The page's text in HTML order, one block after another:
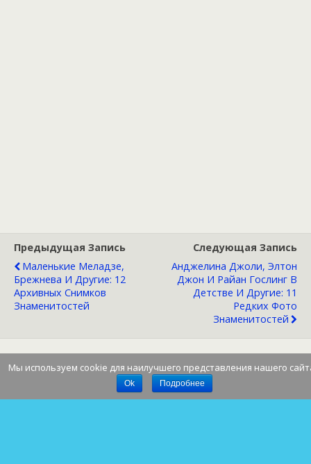
Предыдущая Запись
Маленькие Меладзе,
Брежнева И Другие: 12
Архивных Снимков
Знаменитостей
Следующая Запись
Анджелина Джоли, Элтон
Джон И Райан Гослинг В
Детстве И Другие: 11
Редких Фото
Знаменитостей
Мы используем cookie для наилучшего представления нашего
Ok Подробнее
Наверх